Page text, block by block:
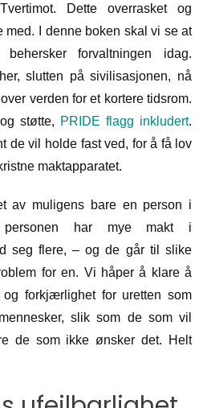
Dette overrasket og
med. I denne boken skal vi se at
forvaltningen idag.
slutten på sivilisasjonen, nå
verden for et kortere tidsrom.
støtte, PRIDE flagg inkludert.
de vil holde fast ved, for å få lov
maktapparatet.
av muligens bare en person i
personen har mye makt i
seg flere, – og de går til slike
for en. Vi håper å klare å
forkjærlighet for uretten som
slik som de som vil
de som ikke ønsker det. Helt